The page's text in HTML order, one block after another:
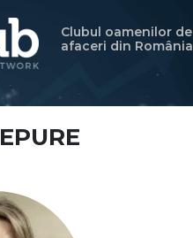
Clubul oamenilor de
afaceri din România